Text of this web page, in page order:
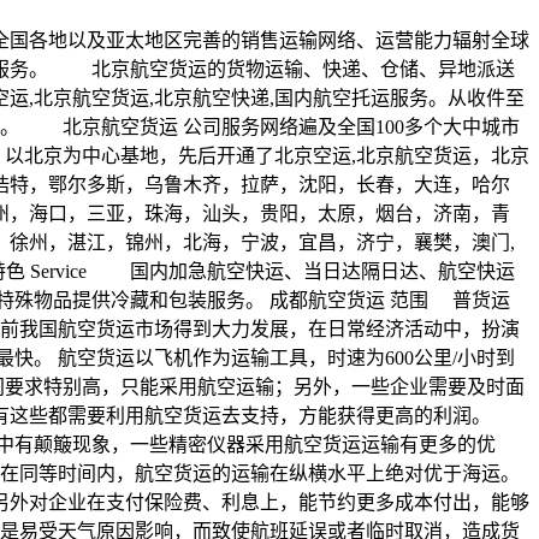
各地以及亚太地区完善的销售运输网络、运营能力辐射全球
服务。 北京航空货运的货物运输、快递、仓储、异地派送
,北京航空货运,北京航空快递,国内航空托运服务。从收件至
。 北京航空货运 公司服务网络遍及全国100多个大中城市
京为中心基地，先后开通了北京空运,北京航空货运，北京
，鄂尔多斯，乌鲁木齐，拉萨，沈阳，长春，大连，哈尔
海口，三亚，珠海，汕头，贵阳，太原，烟台，济南，青
州，湛江，锦州，北海，宁波，宜昌，济宁，襄樊，澳门,
色 Service 国内加急航空快运、当日达隔日达、航空快运
物品提供冷藏和包装服务。 成都航空货运 范围 普货运
我国航空货运市场得到大力发展，在日常经济活动中，扮演
。 航空货运以飞机作为运输工具，时速为600公里/小时到
求特别高，只能采用航空运输；另外，一些企业需要及时面
些都需要利用航空货运去支持，方能获得更高的利润。
颠簸现象，一些精密仪器采用航空货运运输有更多的优
等时间内，航空货运的运输在纵横水平上绝对优于海运。
对企业在支付保险费、利息上，能节约更多成本付出，能够
易受天气原因影响，而致使航班延误或者临时取消，造成货